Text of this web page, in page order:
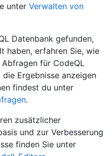
unter Verwalten von
Datenbank gefunden,
haben, erfahren Sie, wie
für CodeQL
Ergebnisse anzeigen
findest du unter
.
zusätzlicher
und zur Verbesserung
finden Sie unter